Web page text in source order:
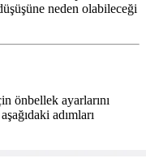
neden olabileceği
önbellek ayarlarını
adımları